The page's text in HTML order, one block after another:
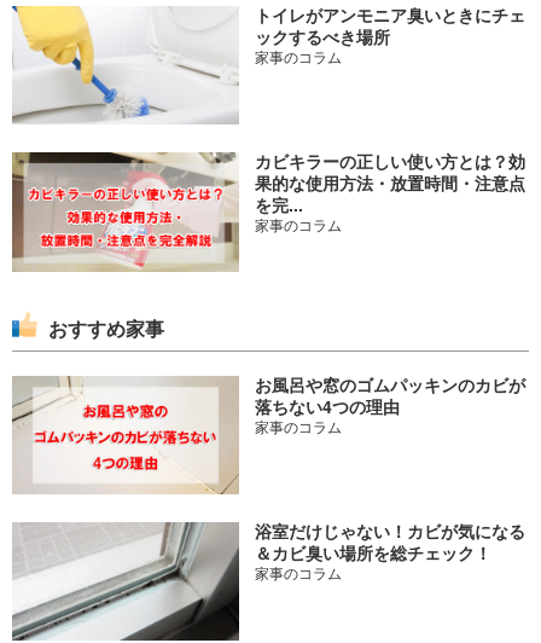
トイレがアンモニア臭いときにチェ
ックするべき場所
家事のコラム
カビキラーの正しい使い方とは？効
果的な使用方法・放置時間・注意点
を完...
家事のコラム
おすすめ家事
お風呂や窓のゴムパッキンのカビが
落ちない4つの理由
家事のコラム
浴室だけじゃない！カビが気になる
＆カビ臭い場所を総チェック！
家事のコラム